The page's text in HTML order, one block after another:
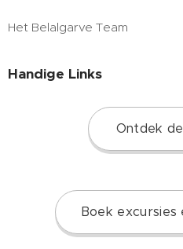
Het Belalgarve Team
Handige Links
Ontdek
Boek